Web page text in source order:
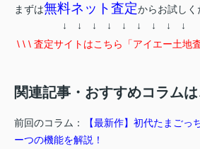
まずは無料ネット査定からお試しく
↓ ↓ ↓ ↓ ↓ ↓ ↓ ↓ ↓
\ \ \ 査定サイトはこちら「アイエー土地
関連記事・おすすめコラムは
前回のコラム：
【最新作】初代たまご
ーつの機能を解説！